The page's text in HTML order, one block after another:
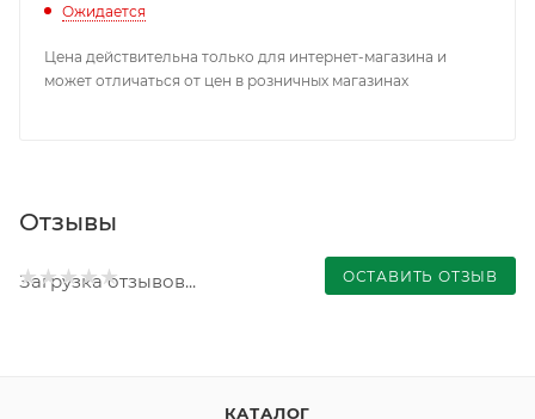
Ожидается
Цена действительна только для интернет-магазина и
может отличаться от цен в розничных магазинах
Отзывы
ОСТАВИТЬ ОТЗЫВ
Загрузка отзывов...
КАТАЛОГ